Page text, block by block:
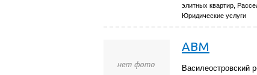
элитных квартир,
Юридические услуги
АВМ
Василеостровский